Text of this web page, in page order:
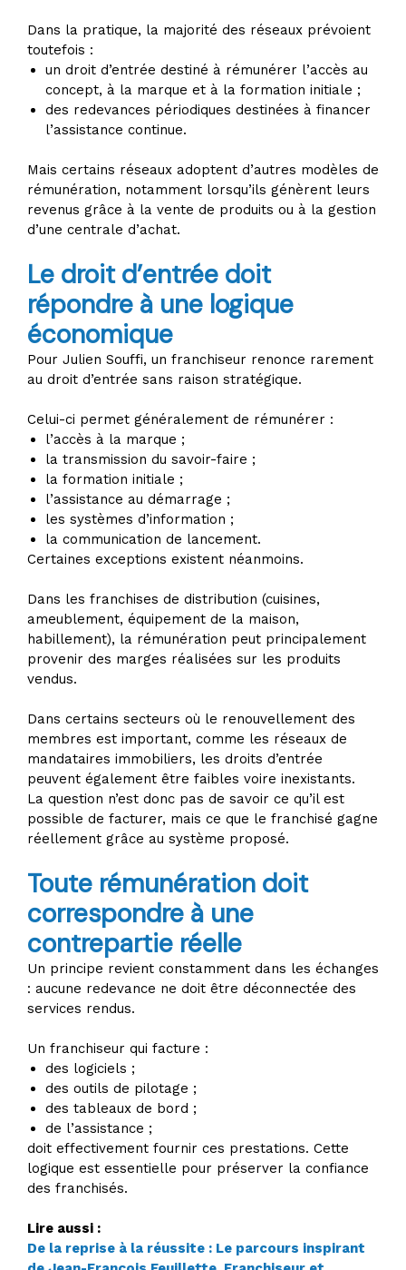
Dans la pratique, la majorité des réseaux prévoient
toutefois :
un droit d’entrée destiné à rémunérer l’accès au
concept, à la marque et à la formation initiale ;
des redevances périodiques destinées à financer
l’assistance continue.
Mais certains réseaux adoptent d’autres modèles de
rémunération, notamment lorsqu’ils génèrent leurs
revenus grâce à la vente de produits ou à la gestion
d’une centrale d’achat.
Le droit d’entrée doit
répondre à une logique
économique
Pour Julien Souffi, un franchiseur renonce rarement
au droit d’entrée sans raison stratégique.
Celui-ci permet généralement de rémunérer :
l’accès à la marque ;
la transmission du savoir-faire ;
la formation initiale ;
l’assistance au démarrage ;
les systèmes d’information ;
la communication de lancement.
Certaines exceptions existent néanmoins.
Dans les franchises de distribution (cuisines,
ameublement, équipement de la maison,
habillement), la rémunération peut principalement
provenir des marges réalisées sur les produits
vendus.
Dans certains secteurs où le renouvellement des
membres est important, comme les réseaux de
mandataires immobiliers, les droits d’entrée
peuvent également être faibles voire inexistants.
La question n’est donc pas de savoir ce qu’il est
possible de facturer, mais ce que le franchisé gagne
réellement grâce au système proposé.
Toute rémunération doit
correspondre à une
contrepartie réelle
Un principe revient constamment dans les échanges
: aucune redevance ne doit être déconnectée des
services rendus.
Un franchiseur qui facture :
des logiciels ;
des outils de pilotage ;
des tableaux de bord ;
de l’assistance ;
doit effectivement fournir ces prestations. Cette
logique est essentielle pour préserver la confiance
des franchisés.
Lire aussi :
De la reprise à la réussite : Le parcours inspirant